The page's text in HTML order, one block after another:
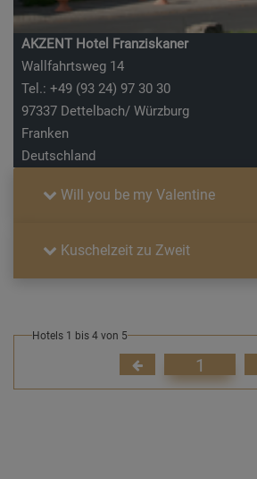
AKZENT Hotel Franziskaner
Wallfahrtsweg 14
Tel.: +49 (93 24) 97 30 30
97337 Dettelbach/ Würzburg
Franken
Deutschland
Will you be my Valentine
Kuschelzeit zu Zweit
Hotels 1 bis 4 von 5
1